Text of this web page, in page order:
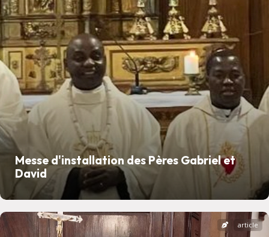
Messe d'installation des Pères Gabriel et
David
article